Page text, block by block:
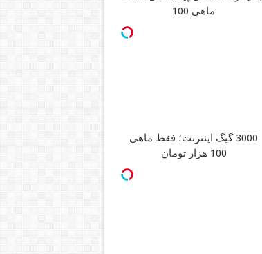
ماهی 100
3000 گیگ اینترنت؛ فقط ماهی
100 هزار تومان